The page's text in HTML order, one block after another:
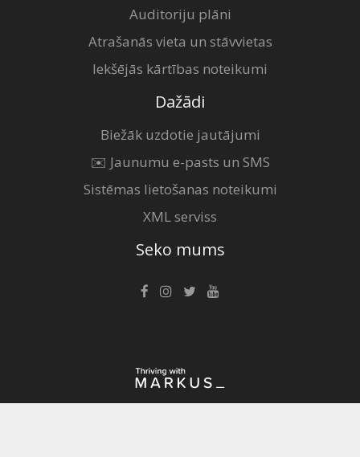
Auditoriju plāni
Atrašanās vieta un stāvvietas
Iekšējās kārtības noteikumi
Dažādi
Biežāk uzdotie jautājumi
✉️ Jaunumu e-pasts un SMS
Sistēmas lietošanas noteikumi
XML serviss
Seko mums